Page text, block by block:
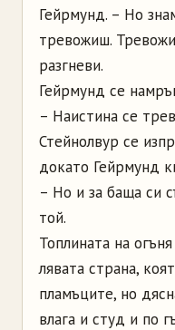
Гейрмунд. – Но
тревожиш.
разгневи.
Гейрмунд се
– Наистина се
Стейнолвур се
докато Гейрмунд
– Но и за баща си
той.
Топлината на
лявата страна,
пламъците, но
влага и студ и по